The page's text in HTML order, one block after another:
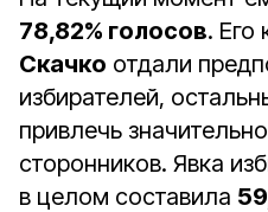
78,82% голосов. Его
Скачко отдали
избирателей,
привлечь
сторонников. Явка
в целом составила